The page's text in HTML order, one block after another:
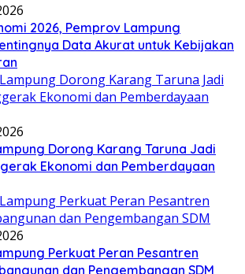
2026, Pemprov Lampung
Data Akurat untuk Kebijakan
Dorong Karang Taruna Jadi
Ekonomi dan Pemberdayaan
Perkuat Peran Pesantren
dan Pengembangan SDM